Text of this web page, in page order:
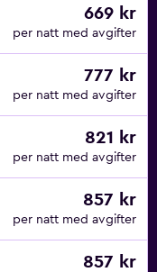
669 kr
per natt med avgifter
777 kr
per natt med avgifter
821 kr
per natt med avgifter
857 kr
per natt med avgifter
857 kr